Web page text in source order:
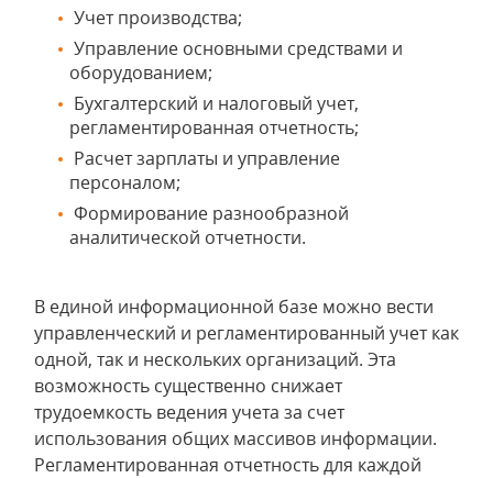
Учет производства;
Управление основными средствами и
оборудованием;
Бухгалтерский и налоговый учет,
регламентированная отчетность;
Расчет зарплаты и управление
персоналом;
Формирование разнообразной
аналитической отчетности.
В единой информационной базе можно вести
управленческий и регламентированный учет как
одной, так и нескольких организаций. Эта
возможность существенно снижает
трудоемкость ведения учета за счет
использования общих массивов информации.
Регламентированная отчетность для каждой